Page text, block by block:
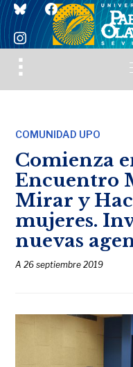
blueskyfacebook
instagram
Toggle
sidebar
COMUNIDAD UPO
Comienza
Encuentro
Mirar y
mujeres.
nuevas
A26 septiembre 2019